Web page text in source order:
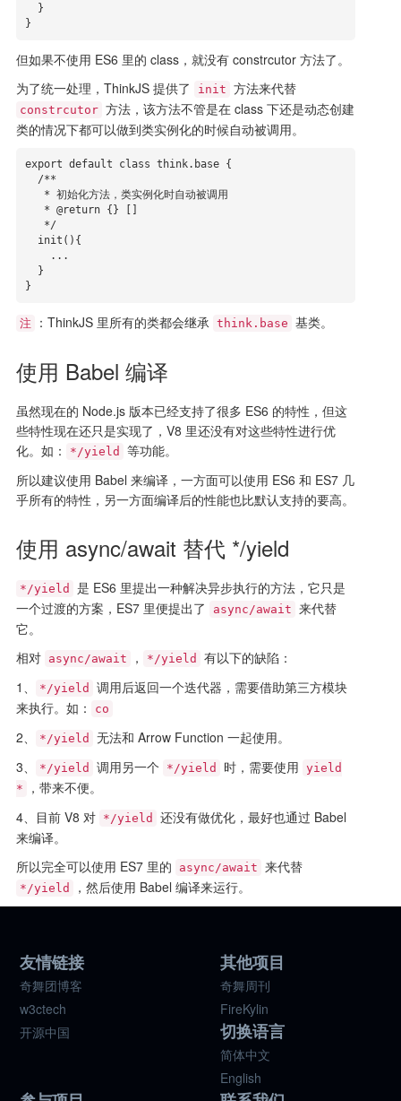
}
但如果不使用 ES6 里的 class，就没有 constrcutor 方法了。
为了统一处理，ThinkJS 提供了
init 方法来代替
constrcutor 方法，该方法不管是在 class 下还是动态创建
类的情况下都可以做到类实例化的时候自动被调用。
export default class think.base {
}
注 ：ThinkJS 里所有的类都会继承 think.base 基类。
使用 Babel 编译
虽然现在的 Node.js 版本已经支持了很多 ES6 的特性，但这
些特性现在还只是实现了，V8 里还没有对这些特性进行优
化。如：
*/yield
等功能。
所以建议使用 Babel 来编译，一方面可以使用 ES6 和 ES7 几
乎所有的特性，另一方面编译后的性能也比默认支持的要高。
使用 async/await 替代 */yield
*/yield
是 ES6 里提出一种解决异步执行的方法，它只是
一个过渡的方案，ES7 里便提出了
async/await 来代替
它。
相对 async/await ， */yield
有以下的缺陷：
1、
*/yield
调用后返回一个迭代器，需要借助第三方模块
来执行。如：
co
2、 */yield
无法和 Arrow Function 一起使用。
3、
*/yield 调用另一个 */yield 时，需要使用 yield
*
，带来不便。
4、目前 V8 对 */yield
还没有做优化，最好也通过 Babel
来编译。
所以完全可以使用 ES7 里的
async/await 来代替
*/yield ，然后使用 Babel 编译来运行。
友情链接
奇舞团博客
w3ctech
开源中国
其他项目
奇舞周刊
FireKylin
切换语言
简体中文
English